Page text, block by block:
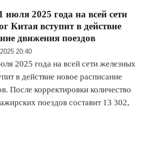
июля 2025 года на всей сети
Китая вступит в действие
движения поездов
20:40
2025 года на всей сети железных
в действие новое расписание
После корректировки количество
поездов составит 13 302,